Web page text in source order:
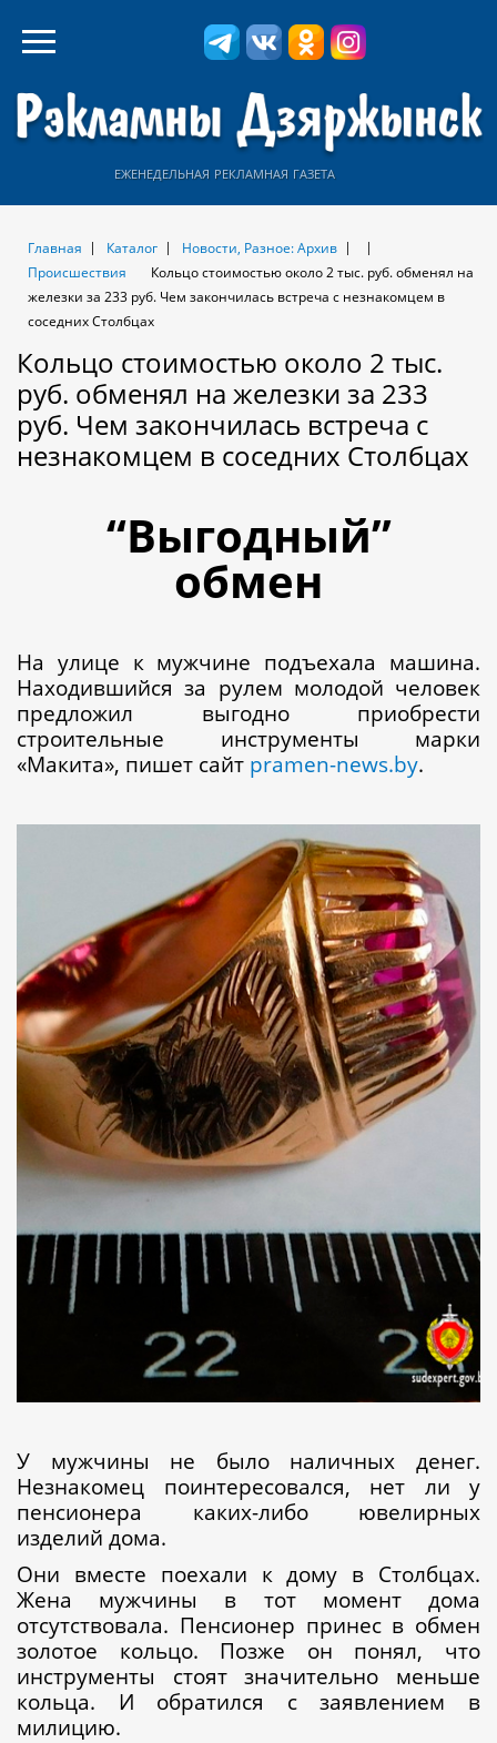
еженедельная рекламная газета
Главная Каталог
Новости, Разное: Архив
Происшествия
Кольцо стоимостью около 2 тыс. руб. обменял на
железки за 233 руб. Чем закончилась встреча с незнакомцем в
соседних Столбцах
Кольцо стоимостью около 2 тыс.
руб. обменял на железки за 233
руб. Чем закончилась встреча с
незнакомцем в соседних Столбцах
“Выгодный”
обмен
На улице к мужчине подъехала машина.
Находившийся за рулем молодой человек
предложил выгодно приобрести
строительные инструменты марки
«Макита», пишет сайт pramen-news.by.
У мужчины не было наличных денег.
Незнакомец поинтересовался, нет ли у
пенсионера каких-либо ювелирных
изделий дома.
Они вместе поехали к дому в Столбцах.
Жена мужчины в тот момент дома
отсутствовала. Пенсионер принес в обмен
золотое кольцо. Позже он понял, что
инструменты стоят значительно меньше
кольца. И обратился с заявлением в
милицию.